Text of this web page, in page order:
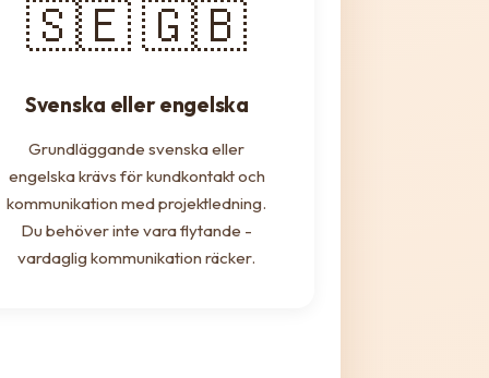
🇸🇪 🇬🇧
Svenska eller engelska
Grundläggande svenska eller
engelska krävs för kundkontakt och
kommunikation med projektledning.
Du behöver inte vara flytande -
vardaglig kommunikation räcker.